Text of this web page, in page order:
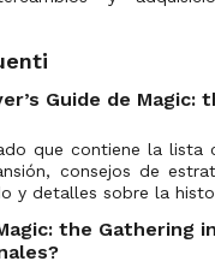
Guide de Magic:
que contiene la lista
consejos de
y detalles sobre la
the Gathering